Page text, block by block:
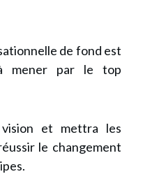
de fond est
mener par le top
et mettra les
le changement